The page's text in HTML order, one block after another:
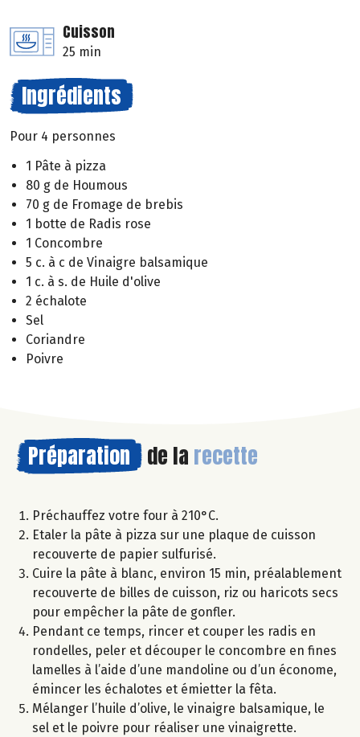
Cuisson
25 min
Ingrédients
Pour 4 personnes
1 Pâte à pizza
80 g de Houmous
70 g de Fromage de brebis
1 botte de Radis rose
1 Concombre
5 c. à c de Vinaigre balsamique
1 c. à s. de Huile d'olive
2 échalote
Sel
Coriandre
Poivre
Préparation de la recette
Préchauffez votre four à 210°C.
Etaler la pâte à pizza sur une plaque de cuisson
recouverte de papier sulfurisé.
Cuire la pâte à blanc, environ 15 min, préalablement
recouverte de billes de cuisson, riz ou haricots secs
pour empêcher la pâte de gonfler.
Pendant ce temps, rincer et couper les radis en
rondelles, peler et découper le concombre en fines
lamelles à l’aide d’une mandoline ou d’un économe,
émincer les échalotes et émietter la fêta.
Mélanger l’huile d’olive, le vinaigre balsamique, le
sel et le poivre pour réaliser une vinaigrette.